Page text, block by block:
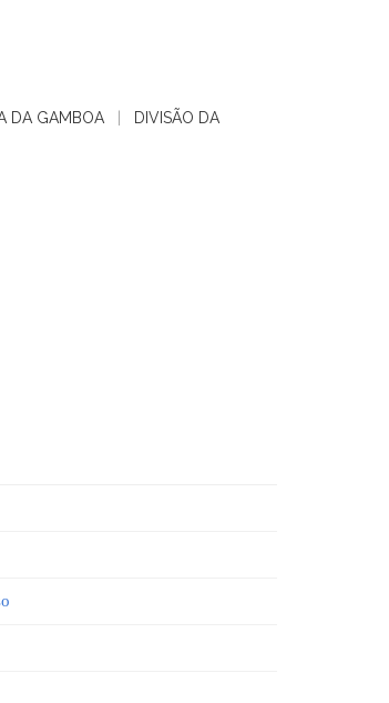
DA GAMBOA
DIVISÃO DA